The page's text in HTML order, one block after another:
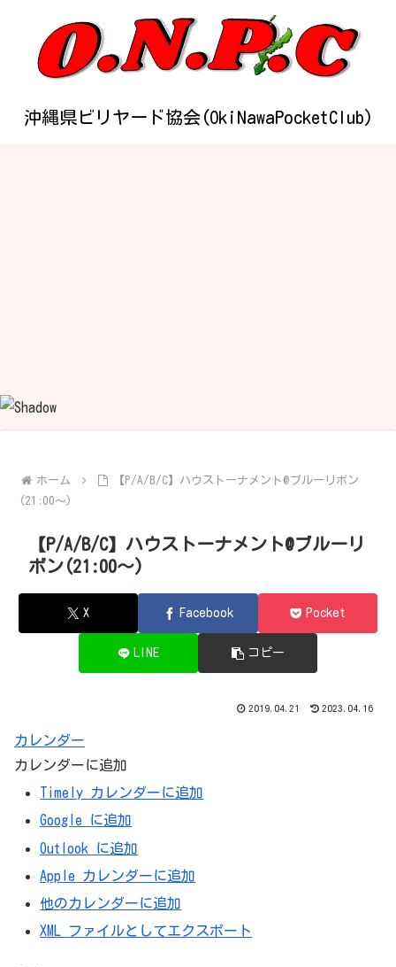
沖縄県ビリヤード協会(OkiNawaPocketClub)
ホーム
【P/A/B/C】ハウストーナメント@ブルーリボン
(21:00～)
【P/A/B/C】ハウストーナメント@ブルーリ
ボン(21:00～)
X Facebook Pocket
LINE コピー
2019.04.21 2023.04.16
カレンダー
カレンダーに追加
Timely カレンダーに追加
Google に追加
Outlook に追加
Apple カレンダーに追加
他のカレンダーに追加
XML ファイルとしてエクスポート